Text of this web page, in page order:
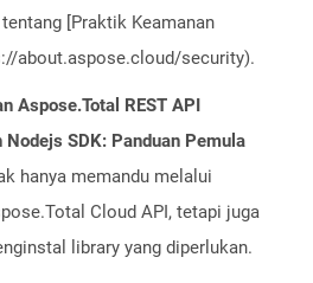
[Praktik Keamanan
about.aspose.cloud/security).
Aspose.Total REST API
Nodejs SDK: Panduan Pemula
hanya memandu melalui
Cloud API, tetapi juga
library yang diperlukan.